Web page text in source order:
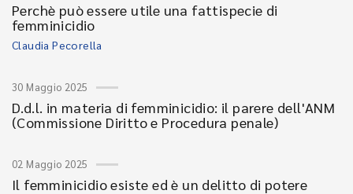
Perchè può essere utile una fattispecie di
femminicidio
Claudia Pecorella
30 Maggio 2025
D.d.l. in materia di femminicidio: il parere dell'ANM
(Commissione Diritto e Procedura penale)
02 Maggio 2025
Il femminicidio esiste ed è un delitto di potere